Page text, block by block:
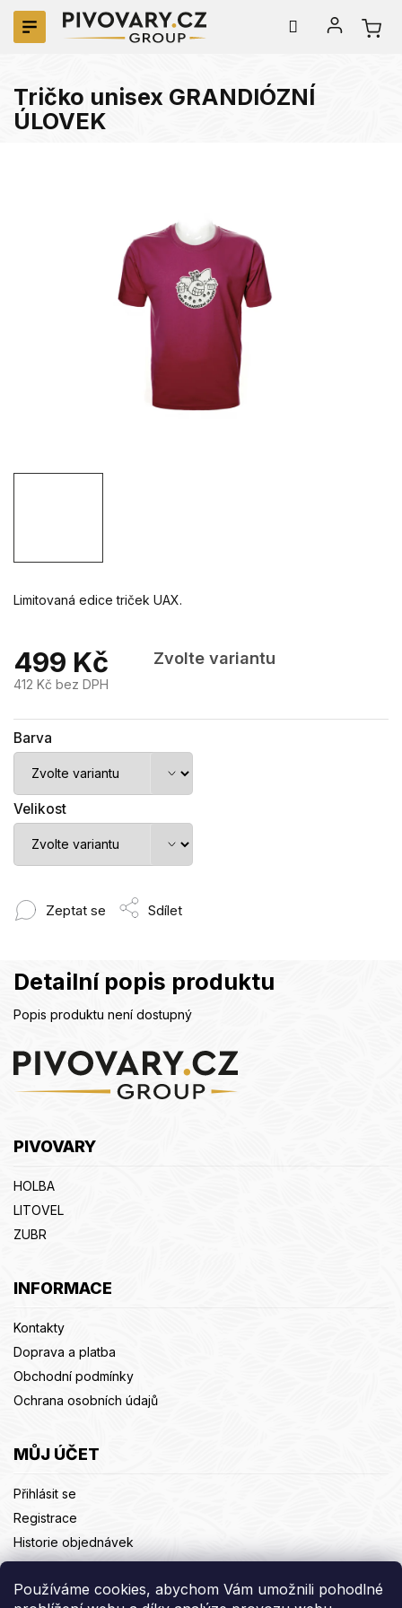
Používáme cookies, abychom Vám umožnili pohodlné
Přejít
Tričko unisex GRANDIÓZNÍ
ÚLOVEK
499 Kč Zvolte variantu
412 Kč bez DPH
Barva
Velikost
Limitovaná edice triček UAX.
Zeptat se Sdílet
Detailní popis produktu
Popis produktu není dostupný
PIVOVARY
HOLBA
LITOVEL
ZUBR
INFORMACE
Kontakty
Doprava a platba
Obchodní podmínky
Ochrana osobních údajů
MŮJ ÚČET
Přihlásit se
Registrace
Historie objednávek
Adresy
Odhlásit se